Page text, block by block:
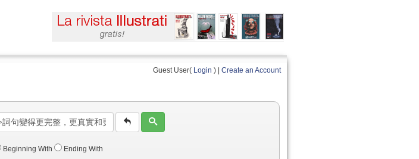
Guest User( Login ) | Create an Account
Beginning With Ending With